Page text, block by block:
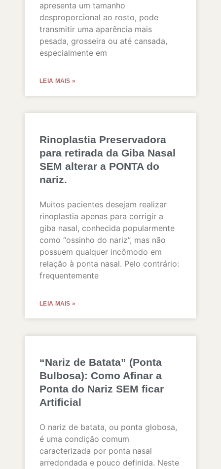
apresenta um tamanho
desproporcional ao rosto, pode
transmitir uma aparência mais
pesada, grosseira ou até cansada,
especialmente em
LEIA MAIS »
Rinoplastia Preservadora
para retirada da Giba Nasal
SEM alterar a PONTA do
nariz.
Muitos pacientes desejam realizar
rinoplastia apenas para corrigir a
giba nasal, conhecida popularmente
como “ossinho do nariz”, mas não
possuem qualquer incômodo em
relação à ponta nasal. Pelo contrário:
frequentemente
LEIA MAIS »
“Nariz de Batata” (Ponta
Bulbosa): Como Afinar a
Ponta do Nariz SEM ficar
Artificial
O nariz de batata, ou ponta globosa,
é uma condição comum
caracterizada por ponta nasal
arredondada e pouco definida. Neste